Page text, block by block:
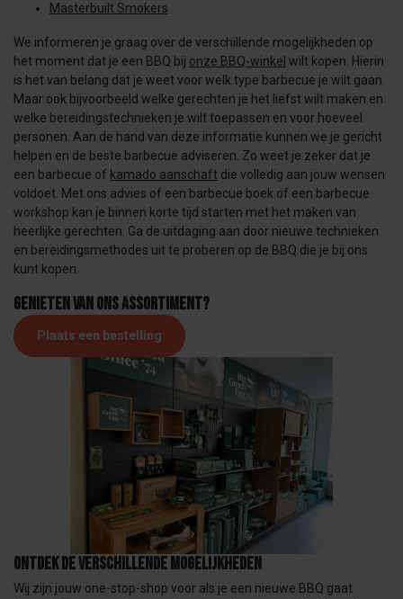
Masterbuilt Smokers
We informeren je graag over de verschillende mogelijkheden op
het moment dat je een BBQ bij onze BBQ-winkel wilt kopen. Hierin
is het van belang dat je weet voor welk type barbecue je wilt gaan.
Maar ook bijvoorbeeld welke gerechten je het liefst wilt maken en
welke bereidingstechnieken je wilt toepassen en voor hoeveel
personen. Aan de hand van deze informatie kunnen we je gericht
helpen en de beste barbecue adviseren. Zo weet je zeker dat je
een barbecue of kamado aanschaft die volledig aan jouw wensen
voldoet. Met ons advies of een barbecue boek of een barbecue
workshop kan je binnen korte tijd starten met het maken van
heerlijke gerechten. Ga de uitdaging aan door nieuwe technieken
en bereidingsmethodes uit te proberen op de BBQ die je bij ons
kunt kopen.
Genieten van ons assortiment?
Plaats een bestelling
Ontdek de verschillende mogelijkheden
Wij zijn jouw one-stop-shop voor als je een nieuwe BBQ gaat